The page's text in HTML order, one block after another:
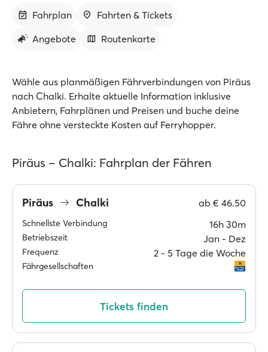
Fahrplan
Fahrten & Tickets
Angebote
Routenkarte
Wähle aus planmäßigen Fährverbindungen von Piräus
nach Chalki. Erhalte aktuelle Information inklusive
Anbietern, Fahrplänen und Preisen und buche deine
Fähre ohne versteckte Kosten auf Ferryhopper.
Piräus – Chalki: Fahrplan der Fähren
Piräus Chalki ab € 46.50
Schnellste Verbindung 16h 30m
Betriebszeit Jan ‐ Dez
Frequenz 2 ‐ 5 Tage die Woche
Fährgesellschaften
Tickets finden